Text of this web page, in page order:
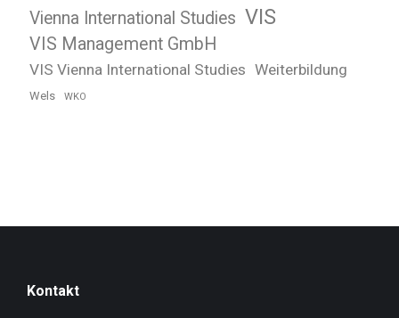
Vienna International Studies VIS
VIS Management GmbH
VIS Vienna International Studies Weiterbildung
Wels WKO
Kontakt